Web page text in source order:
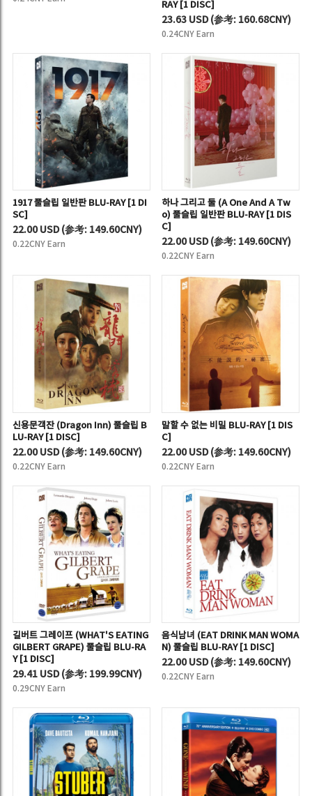
RAY [1 DISC]
23.63 USD(参考: 160.68CNY)
0.24CNY Earn
1917 풀슬립 일반판 BLU-RAY [1 DI
SC]
22.00 USD(参考: 149.60CNY)
0.22CNY Earn
하나 그리고 둘 (A One And A Tw
o) 풀슬립 일반판 BLU-RAY [1 DIS
C]
22.00 USD(参考: 149.60CNY)
0.22CNY Earn
신용문객잔 (Dragon Inn) 풀슬립 B
LU-RAY [1 DISC]
22.00 USD(参考: 149.60CNY)
0.22CNY Earn
말할 수 없는 비밀 BLU-RAY [1 DIS
C]
22.00 USD(参考: 149.60CNY)
0.22CNY Earn
길버트 그레이프 (WHAT'S EATING
GILBERT GRAPE) 풀슬립 BLU-RA
Y [1 DISC]
29.41 USD(参考: 199.99CNY)
0.29CNY Earn
음식남녀 (EAT DRINK MAN WOMA
N) 풀슬립 BLU-RAY [1 DISC]
22.00 USD(参考: 149.60CNY)
0.22CNY Earn